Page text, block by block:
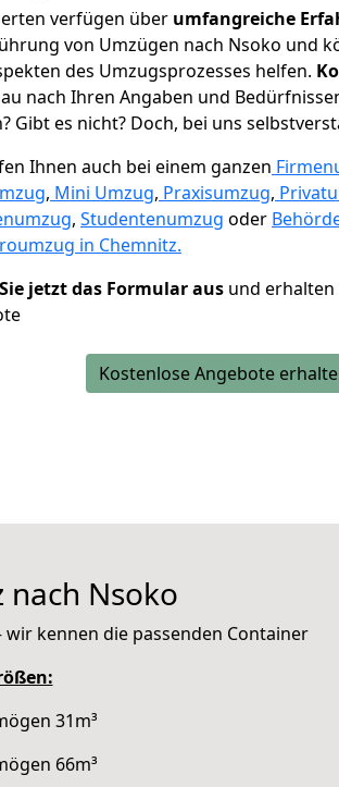
verfügen über umfangreiche
von Umzügen nach Nsoko und
des Umzugsprozesses helfen. K
nach Ihren Angaben und
Gibt es nicht? Doch, bei uns
Ihnen auch bei einem ganzen
, Mini Umzug, Praxisumzug,
, Studentenumzug oder
in Chemnitz.
jetzt das Formular aus und erhalten
Kostenlose Angebote
Nsoko
kennen die passenden Container
31m³
66m³